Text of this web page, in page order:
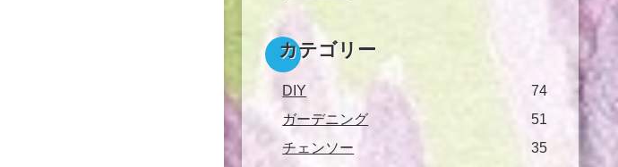
カテゴリー
DIY
74
ガーデニング
51
チェンソー
35